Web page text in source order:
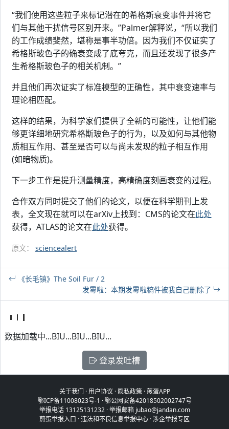
“我们使用这些粒子来标记潜在的希格斯衰变事件并将它
们与其他干扰信号区别开来。”Palmer解释说，“所以我们
的工作成绩斐然，堪称是事半功倍。因为我们不仅证实了
希格斯玻色子的确衰变成了底夸克，而且还发现了很多产
生希格斯玻色子的相关机制。”
并且他们再次证实了标准模型的正确性，其中衰变速率与
理论相匹配。
这样的结果，为科学家们提供了全新的可能性，让他们能
够更详细地研究希格斯玻色子的行为，以及如何与其他物
质相互作用、甚至是否可以与尚未发现的粒子相互作用
(如暗物质)。
下一步工作是提升测量精度，高精确度刻画衰变的过程。
合作双方同时提交了他们的论文，以便在科学期刊上发
表，全文现在就可以在arXiv上找到：CMS的论文在此处
获得，ATLAS的论文在此处获得。
原文： sciencealert
《长毛镇》The Soil Fur / 2
发霉啦：本期发霉啦稿件被我自己删除了
数据加载中...BIU...BIU...BIU...
登录发吐槽
关于我们 ·用户协议 · 隐私政策·煎蛋APP
鄂ICP备11008023号-1 ·鄂公网安备42018502002747号
举报电话 13125131232 · 举报邮箱 jubao@jandan.com
煎蛋举报入口 ·违法和不良信息举报中心 ·涉企举报专区